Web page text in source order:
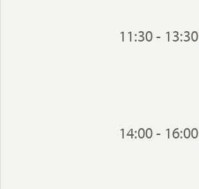
11:30 - 13:30
14:00 - 16:00